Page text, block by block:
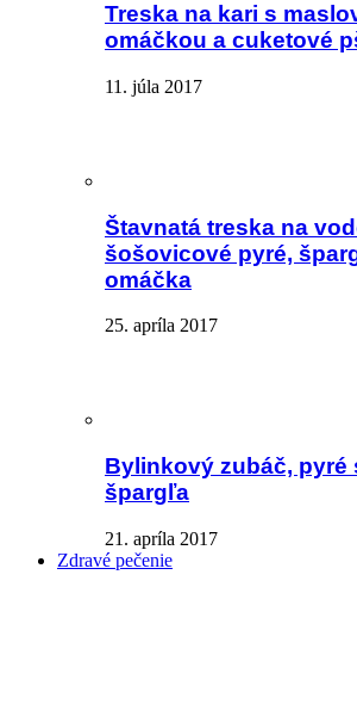
Treska na kari s
omáčkou a cuketové
11. júla 2017
Štavnatá treska na
šošovicové pyré,
omáčka
25. apríla 2017
Bylinkový zubáč, pyré
špargľa
21. apríla 2017
Zdravé pečenie